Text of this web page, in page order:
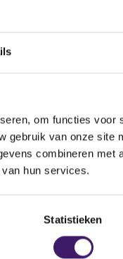
om functies voor
gebruik van onze site
combineren met
hun services.
Statistieken
UBS Asset
Management Trust
Fund Management
Management
Middellijk
(UBS Asset
Management